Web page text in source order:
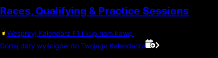
Races, Qualifying & Practice Sessions
Wesprzyj Kalendarz F1 i kup nam kawę.
Dodaj daty wyścigów do Twojego Kalendarza